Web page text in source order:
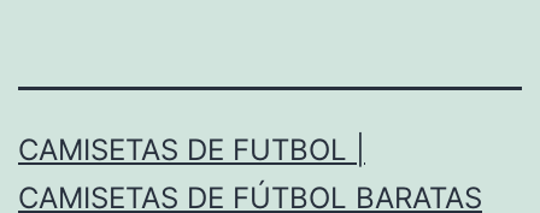
CAMISETAS DE FUTBOL |
CAMISETAS DE FÚTBOL BARATAS